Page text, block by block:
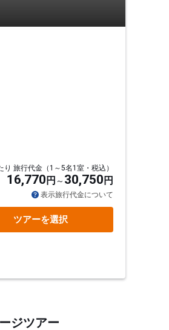
り 旅行代金（1～5名1室・税込）
16,770 円 30,750 円
表示旅行代金について
ツアーを選択
ジツアー